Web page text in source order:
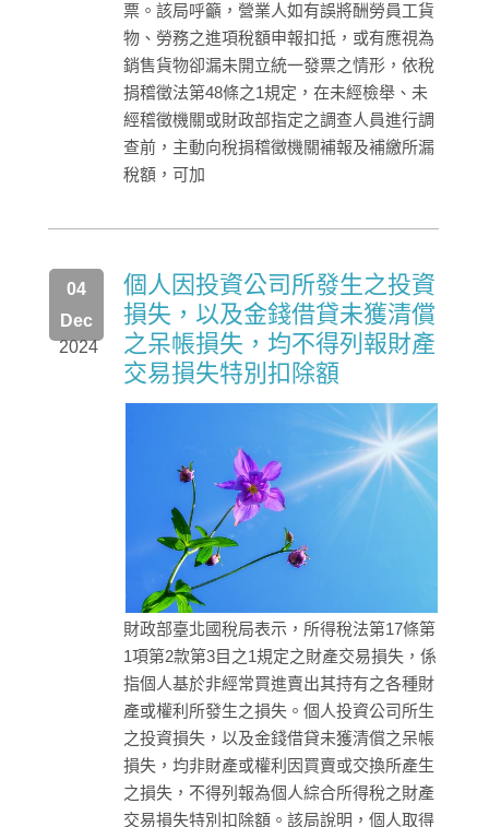
票。該局呼籲，營業人如有誤將酬勞員工貨
物、勞務之進項稅額申報扣抵，或有應視為
銷售貨物卻漏未開立統一發票之情形，依稅
捐稽徵法第48條之1規定，在未經檢舉、未
經稽徵機關或財政部指定之調查人員進行調
查前，主動向稅捐稽徵機關補報及補繳所漏
稅額，可加
2024
04
Dec
個人因投資公司所發生之投資
損失，以及金錢借貸未獲清償
之呆帳損失，均不得列報財產
交易損失特別扣除額
財政部臺北國稅局表示，所得稅法第17條第
1項第2款第3目之1規定之財產交易損失，係
指個人基於非經常買進賣出其持有之各種財
產或權利所發生之損失。個人投資公司所生
之投資損失，以及金錢借貸未獲清償之呆帳
損失，均非財產或權利因買賣或交換所產生
之損失，不得列報為個人綜合所得稅之財產
交易損失特別扣除額。該局說明，個人取得